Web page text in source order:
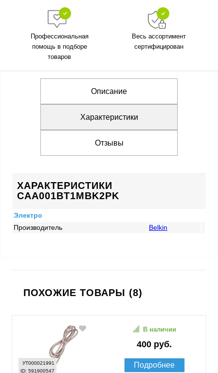
Профессиональная
помощь в подборе
товаров
Весь ассортимент
сертифицирован
Описание
Характеристики
Отзывы
ХАРАКТЕРИСТИКИ
CAA001BT1MBK2PK
Электро
Производитель
Belkin
ПОХОЖИЕ ТОВАРЫ (8)
УТ000021991
ID: 591900547
400 руб.
В наличии
Подробнее